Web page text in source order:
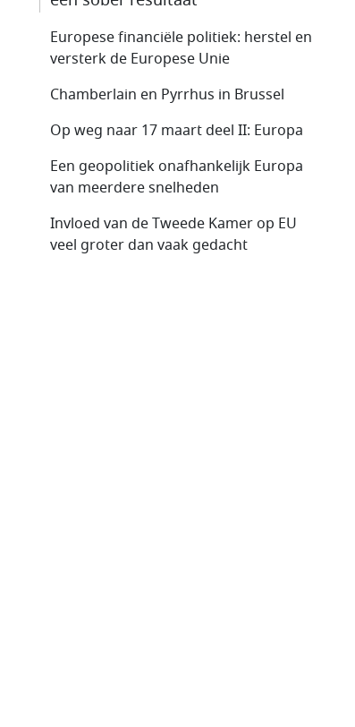
Europese financiële politiek: herstel en
versterk de Europese Unie
Chamberlain en Pyrrhus in Brussel
Op weg naar 17 maart deel II: Europa
Een geopolitiek onafhankelijk Europa
van meerdere snelheden
Invloed van de Tweede Kamer op EU
veel groter dan vaak gedacht